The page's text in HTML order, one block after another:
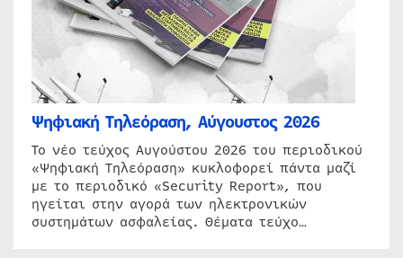
Ψηφιακή Τηλεόραση, Αύγουστος 2026
Το νέο τεύχος Αυγούστου 2026 του περιοδικού
«Ψηφιακή Τηλεόραση» κυκλοφορεί πάντα μαζί
με το περιοδικό «Security Report», που
ηγείται στην αγορά των ηλεκτρονικών
συστημάτων ασφαλείας. Θέματα τεύχο…